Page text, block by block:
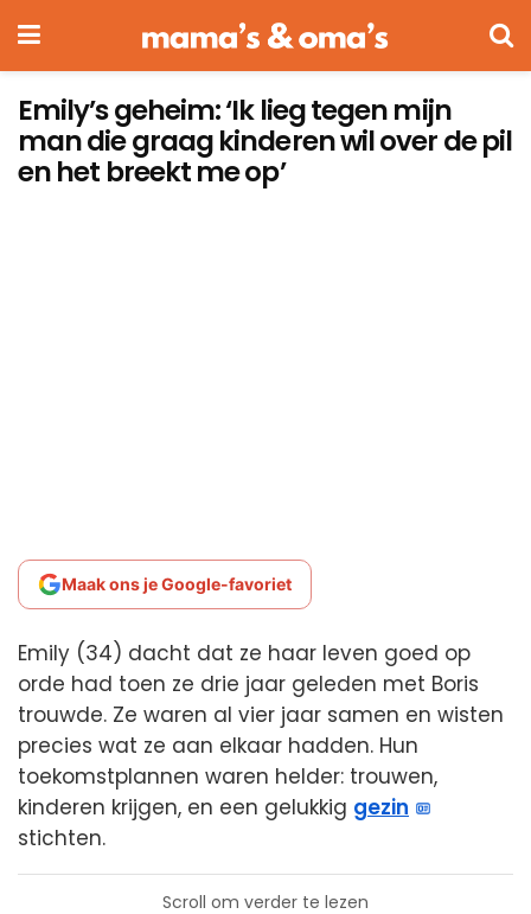
Emily’s geheim: ‘Ik lieg tegen mijn
man die graag kinderen wil over de pil
en het breekt me op’
Maak ons je Google-favoriet
Emily (34) dacht dat ze haar leven goed op
orde had toen ze drie jaar geleden met Boris
trouwde. Ze waren al vier jaar samen en wisten
precies wat ze aan elkaar hadden. Hun
toekomstplannen waren helder: trouwen,
kinderen krijgen, en een gelukkig gezin
stichten.
Scroll om verder te lezen